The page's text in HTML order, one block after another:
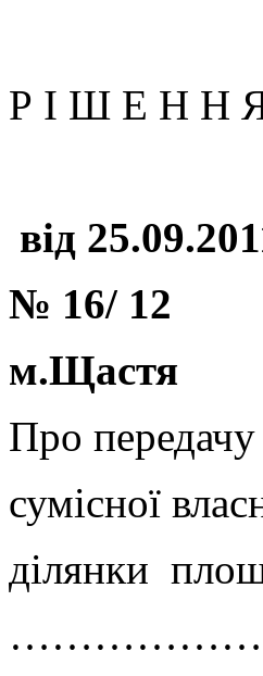
Р І Ш Е Н Н
від
№ 16/ 12
м.Щастя
Про передачу
сумісної
ділянки